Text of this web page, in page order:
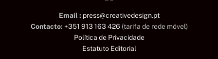
Email : press@creativedesign.pt
Contacto: +351 913 163 426 (tarifa de rede móvel)
Política de Privacidade
Estatuto Editorial